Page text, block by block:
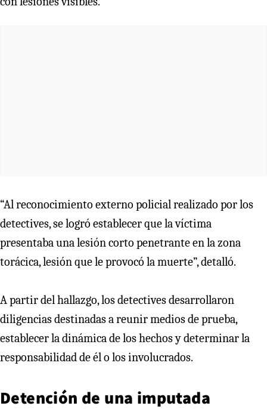
“Al reconocimiento externo policial realizado por los
detectives, se logró establecer que la víctima
presentaba una lesión corto penetrante en la zona
torácica, lesión que le provocó la muerte”, detalló.
A partir del hallazgo, los detectives desarrollaron
diligencias destinadas a reunir medios de prueba,
establecer la dinámica de los hechos y determinar la
responsabilidad de él o los involucrados.
Detención de una imputada